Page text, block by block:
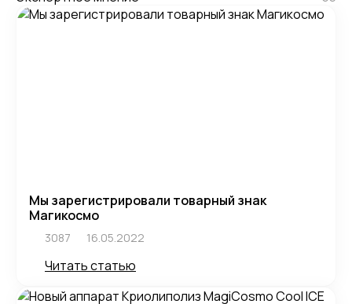
Мы зарегистрировали товарный знак
Магикосмо
3087 16.05.2022
Читать статью